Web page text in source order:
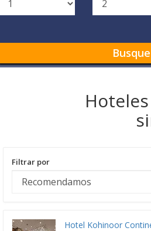
Busque
Filtrar por
Hotel Kohinoor